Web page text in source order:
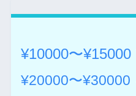
¥10000〜¥15000
¥20000〜¥30000